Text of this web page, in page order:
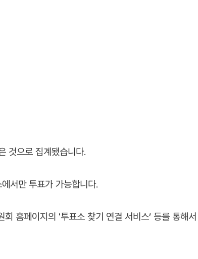
것으로 집계됐습니다.
서만 투표가 가능합니다.
홈페이지의 '투표소 찾기 연결 서비스’ 등를 통해서